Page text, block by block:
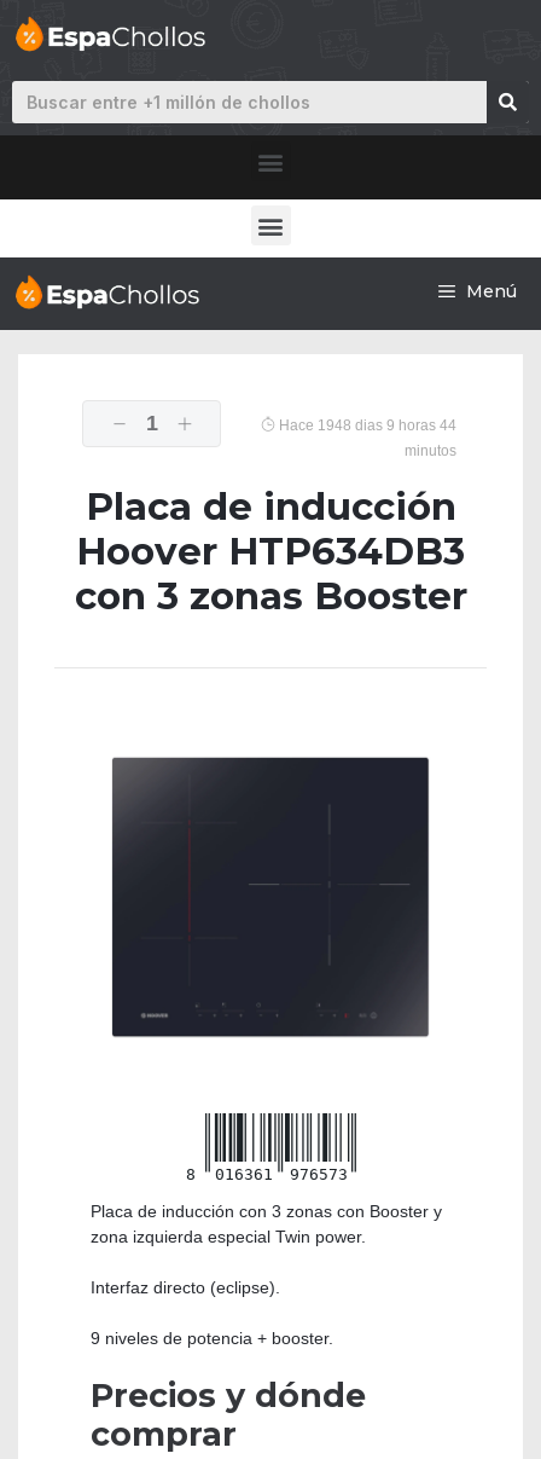
Menú
1
Hace 1948 dias 9 horas 44
minutos
Placa de inducción
Hoover HTP634DB3
con 3 zonas Booster
8 016361 976573
Placa de inducción con 3 zonas con Booster y
zona izquierda especial Twin power.
Interfaz directo (eclipse).
9 niveles de potencia + booster.
Precios y dónde
comprar